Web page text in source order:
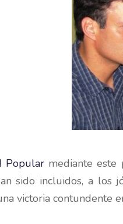
Popular mediante este
sido incluidos, a los
victoria contundente